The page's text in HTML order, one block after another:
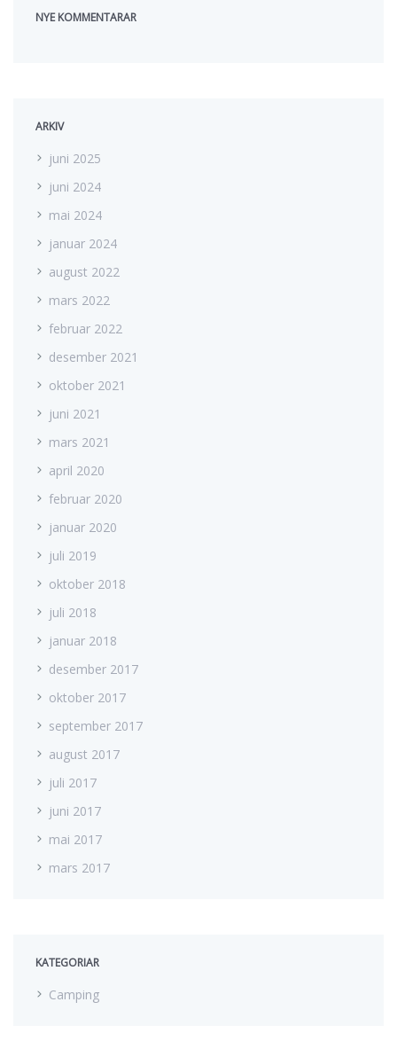
NYE KOMMENTARAR
ARKIV
juni 2025
juni 2024
mai 2024
januar 2024
august 2022
mars 2022
februar 2022
desember 2021
oktober 2021
juni 2021
mars 2021
april 2020
februar 2020
januar 2020
juli 2019
oktober 2018
juli 2018
januar 2018
desember 2017
oktober 2017
september 2017
august 2017
juli 2017
juni 2017
mai 2017
mars 2017
KATEGORIAR
Camping